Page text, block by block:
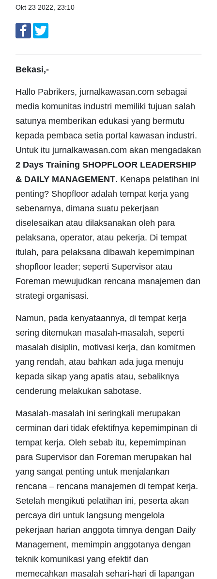
Okt 23 2022, 23:10
Bekasi,-
Hallo Pabrikers, jurnalkawasan.com sebagai
media komunitas industri memiliki tujuan salah
satunya memberikan edukasi yang bermutu
kepada pembaca setia portal kawasan industri.
Untuk itu jurnalkawasan.com akan mengadakan
2 Days Training SHOPFLOOR LEADERSHIP
& DAILY MANAGEMENT. Kenapa pelatihan ini
penting? Shopfloor adalah tempat kerja yang
sebenarnya, dimana suatu pekerjaan
diselesaikan atau dilaksanakan oleh para
pelaksana, operator, atau pekerja. Di tempat
itulah, para pelaksana dibawah kepemimpinan
shopfloor leader; seperti Supervisor atau
Foreman mewujudkan rencana manajemen dan
strategi organisasi.
Namun, pada kenyataannya, di tempat kerja
sering ditemukan masalah-masalah, seperti
masalah disiplin, motivasi kerja, dan komitmen
yang rendah, atau bahkan ada juga menuju
kepada sikap yang apatis atau, sebaliknya
cenderung melakukan sabotase.
Masalah-masalah ini seringkali merupakan
cerminan dari tidak efektifnya kepemimpinan di
tempat kerja. Oleh sebab itu, kepemimpinan
para Supervisor dan Foreman merupakan hal
yang sangat penting untuk menjalankan
rencana – rencana manajemen di tempat kerja.
Setelah mengikuti pelatihan ini, peserta akan
percaya diri untuk langsung mengelola
pekerjaan harian anggota timnya dengan Daily
Management, memimpin anggotanya dengan
teknik komunikasi yang efektif dan
memecahkan masalah sehari-hari di lapangan